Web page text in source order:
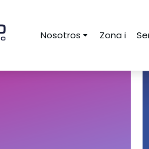
Nosotros Zona i